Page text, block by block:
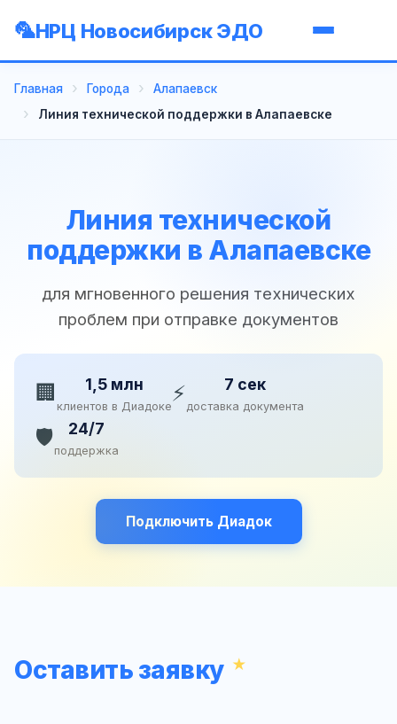
НРЦ Новосибирск ЭДО
Главная Города
Алапаевск
Линия технической поддержки в Алапаевске
Линия технической
поддержки в Алапаевске
для мгновенного решения технических
проблем при отправке документов
🏢 1,5 млн
клиентов в Диадоке⚡ 7 сек
доставка документа
🛡️ 24/7
поддержка
Подключить Диадок
Оставить заявку